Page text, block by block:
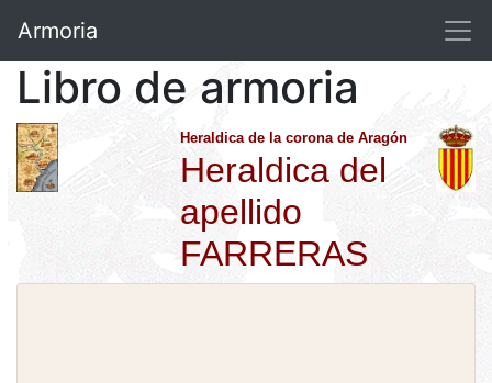
Armoria
Libro de armoria
Heraldica de la corona de Aragón
Heraldica del
apellido
FARRERAS